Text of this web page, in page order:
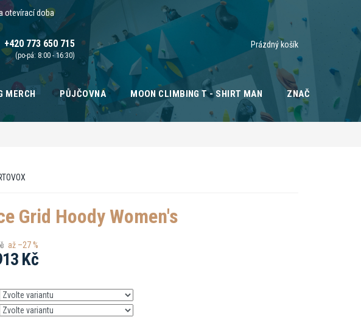
otevírací doba
+420 773 650 715
Nákupní
Prázdný košík
MERCH PŮJČOVNA MOON CLIMBING T - SHIRT MAN ZNAČKY
Grid Hoody Women's
až –27 %
Kč